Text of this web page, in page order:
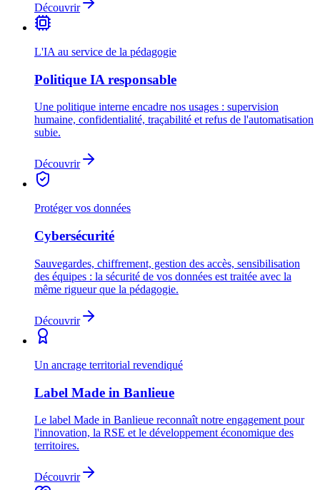
Découvrir
L'IA au service de la pédagogie
Politique IA responsable
Une politique interne encadre nos usages : supervision
humaine, confidentialité, traçabilité et refus de l'automatisation
subie.
Découvrir
Protéger vos données
Cybersécurité
Sauvegardes, chiffrement, gestion des accès, sensibilisation
des équipes : la sécurité de vos données est traitée avec la
même rigueur que la pédagogie.
Découvrir
Un ancrage territorial revendiqué
Label Made in Banlieue
Le label Made in Banlieue reconnaît notre engagement pour
l'innovation, la RSE et le développement économique des
territoires.
Découvrir